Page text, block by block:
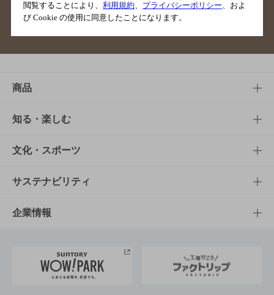
商品
商品TOP
商品一覧
商品発売情報
栄養成分一覧
知る・楽しむ
知る・楽しむTOP
キャンペーン
工場見学
地域情報
文化・スポーツ
文化・スポーツTOP
サントリーホール
サントリーサンバーズ大阪
サステナビリティ
サステナビリティTOP
サントリーが考えるサステナビリティ経営
企業情報
企業概要
閲覧することにより、 利用規約、 プライバシーポリシー、およ
び Cookie の使用に同意したことになります。